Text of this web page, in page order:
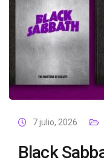
7 julio, 2026
Black